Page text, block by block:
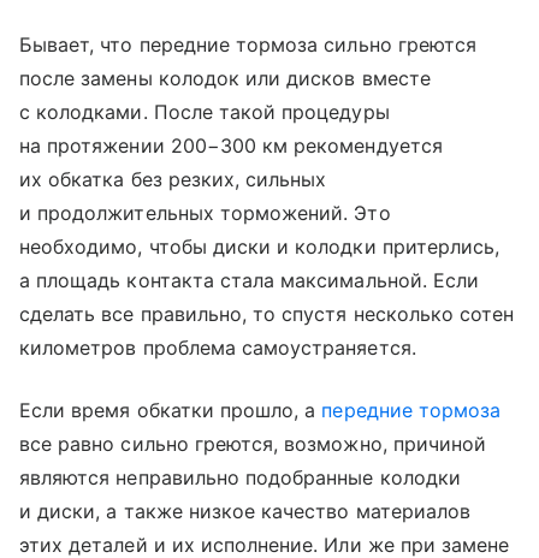
Бывает, что передние тормоза сильно греются
после замены колодок или дисков вместе
с колодками. После такой процедуры
на протяжении 200−300 км рекомендуется
их обкатка без резких, сильных
и продолжительных торможений. Это
необходимо, чтобы диски и колодки притерлись,
а площадь контакта стала максимальной. Если
сделать все правильно, то спустя несколько сотен
километров проблема самоустраняется.
Если время обкатки прошло, а передние тормоза
все равно сильно греются, возможно, причиной
являются неправильно подобранные колодки
и диски, а также низкое качество материалов
этих деталей и их исполнение. Или же при замене